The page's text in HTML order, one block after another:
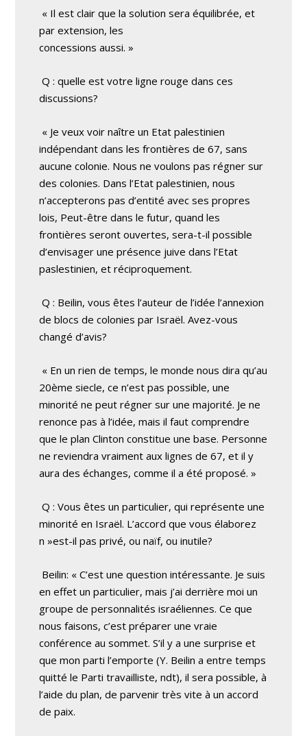
« Il est clair que la solution sera équilibrée, et
par extension, les
concessions aussi. »
Q : quelle est votre ligne rouge dans ces
discussions?
« Je veux voir naître un Etat palestinien
indépendant dans les frontières de 67, sans
aucune colonie. Nous ne voulons pas régner sur
des colonies. Dans l’Etat palestinien, nous
n’accepterons pas d’entité avec ses propres
lois, Peut-être dans le futur, quand les
frontières seront ouvertes, sera-t-il possible
d’envisager une présence juive dans l’Etat
paslestinien, et réciproquement.
Q : Beilin, vous êtes l’auteur de l’idée l’annexion
de blocs de colonies par Israël. Avez-vous
changé d’avis?
« En un rien de temps, le monde nous dira qu’au
20ème siecle, ce n’est pas possible, une
minorité ne peut régner sur une majorité. Je ne
renonce pas à l’idée, mais il faut comprendre
que le plan Clinton constitue une base. Personne
ne reviendra vraiment aux lignes de 67, et il y
aura des échanges, comme il a été proposé. »
Q : Vous êtes un particulier, qui représente une
minorité en Israël. L’accord que vous élaborez
n »est-il pas privé, ou naïf, ou inutile?
Beilin: « C’est une question intéressante. Je suis
en effet un particulier, mais j’ai derrière moi un
groupe de personnalités israéliennes. Ce que
nous faisons, c’est préparer une vraie
conférence au sommet. S’il y a une surprise et
que mon parti l’emporte (Y. Beilin a entre temps
quitté le Parti travailliste, ndt), il sera possible, à
l’aide du plan, de parvenir très vite à un accord
de paix.